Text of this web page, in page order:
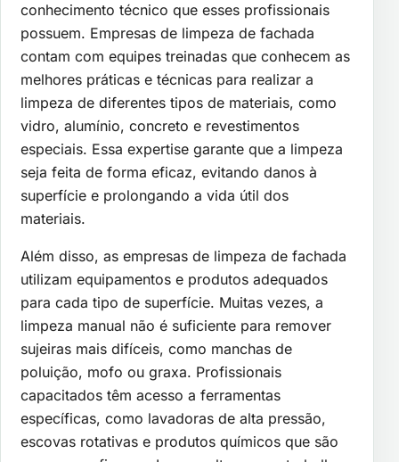
conhecimento técnico que esses profissionais
possuem. Empresas de limpeza de fachada
contam com equipes treinadas que conhecem as
melhores práticas e técnicas para realizar a
limpeza de diferentes tipos de materiais, como
vidro, alumínio, concreto e revestimentos
especiais. Essa expertise garante que a limpeza
seja feita de forma eficaz, evitando danos à
superfície e prolongando a vida útil dos
materiais.
Além disso, as empresas de limpeza de fachada
utilizam equipamentos e produtos adequados
para cada tipo de superfície. Muitas vezes, a
limpeza manual não é suficiente para remover
sujeiras mais difíceis, como manchas de
poluição, mofo ou graxa. Profissionais
capacitados têm acesso a ferramentas
específicas, como lavadoras de alta pressão,
escovas rotativas e produtos químicos que são